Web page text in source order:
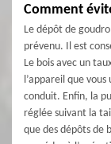
Comment
Le dépôt de
prévenu. Il est
Le bois avec un
l’appareil que
conduit. Enfin, la
réglée suivant la
que des dépôts de